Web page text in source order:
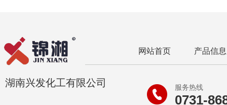
湖南兴发化工有限公司
网站首页 产品信息
服务热线
0731-